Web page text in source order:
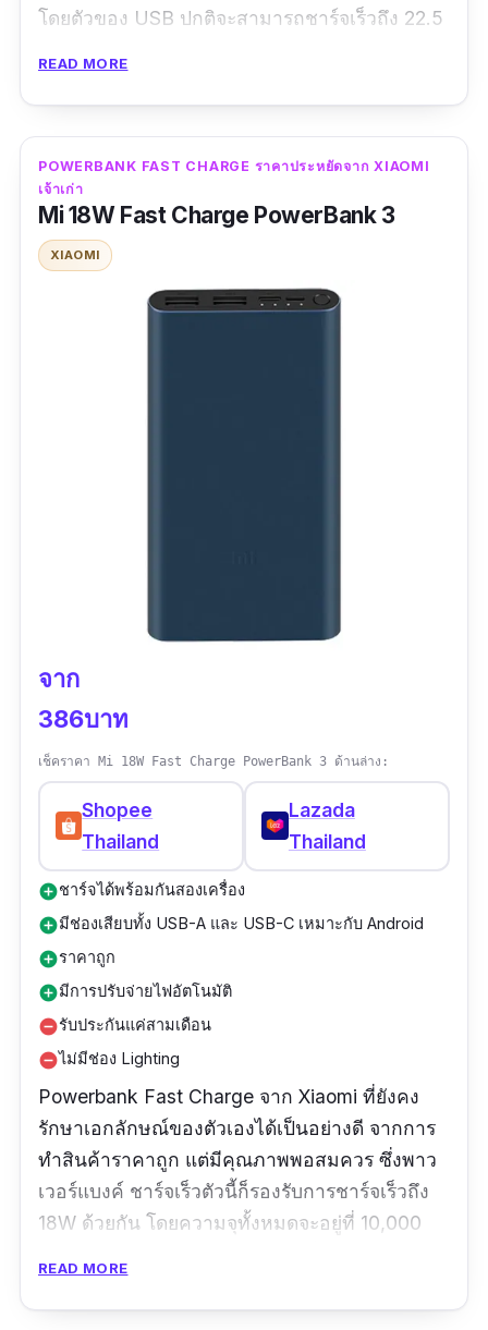
โดยตัวของ USB ปกติจะสามารถชาร์จเร็วถึง 22.5
พวกเขายังทำขาตั้งเข้ามาเพื่อใช้ดูอัตรการชาร์จที่
สะดวกสำหรับคนที่กำลังทำกิจกรรมอื่นอยู่นั่นเอง
รีวิว : การชนส่งสินค้ารวดเร็ว รอไม่นาน ก่อนจะมา
ส่ง ทาง DHL โทรมาบอกก่อน การห่อสินค้ามี
ความแน่นหนาดี เมื่อแกะสินค้าออกมา พบว่ามี
รอยตำหนิอยู่เล็กน้อย โดยรวมไม่มีผลต่อการใช้
READ MORE
POWERBANK FAST CHARGE ราคาประหยัดจาก XIAOMI
เจ้าเก่า
Mi 18W Fast Charge PowerBank 3
XIAOMI
จาก
386บาท
เช็คราคา Mi 18W Fast Charge PowerBank 3 ด้านล่าง:
Shopee
Thailand
Lazada
Thailand
add_circleชาร์จได้พร้อมกันสองเครื่อง
add_circleมีช่องเสียบทั้ง USB-A และ USB-C เหมาะกับ Android
add_circleราคาถูก
add_circleมีการปรับจ่ายไฟอัตโนมัติ
remove_circleรับประกันแค่สามเดือน
remove_circleไม่มีช่อง Lighting
Powerbank Fast Charge จาก Xiaomi ที่ยังคง
รักษาเอกลักษณ์ของตัวเองได้เป็นอย่างดี จากการ
ทำสินค้าราคาถูก แต่มีคุณภาพพอสมควร ซึ่งพาว
เวอร์แบงค์ ชาร์จเร็วตัวนี้ก็รองรับการชาร์จเร็วถึง
18W ด้วยกัน โดยความจุทั้งหมดจะอยู่ที่ 10,000
หนึ่งช่องและยังสามารถชาร์จพร้อมกันแบบไม่มี
READ MORE